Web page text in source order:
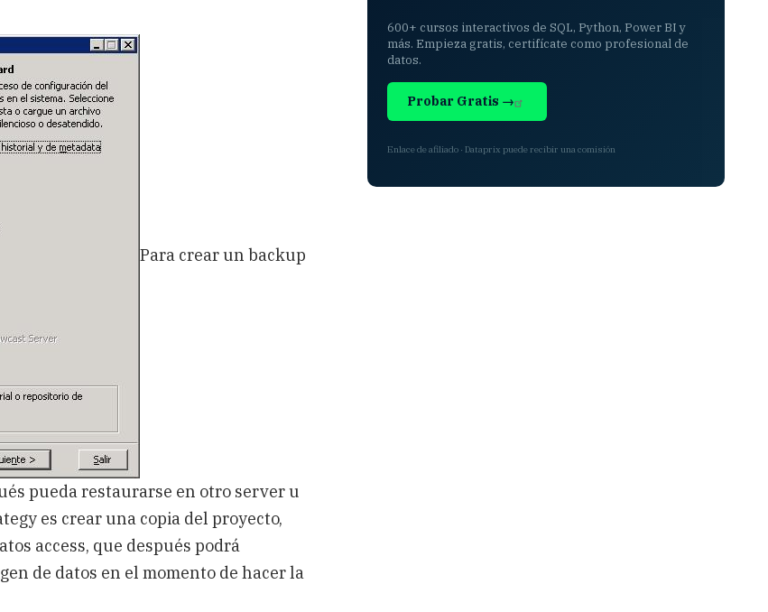
Para crear un backup
pueda restaurarse en otro server u
es crear una copia del proyecto,
access, que después podrá
de datos en el momento de hacer la
600+ cursos interactivos de SQL, Python, Power BI y
más. Empieza gratis, certifícate como profesional de
datos.
Probar Gratis →
Enlace de afiliado · Dataprix puede recibir una comisión